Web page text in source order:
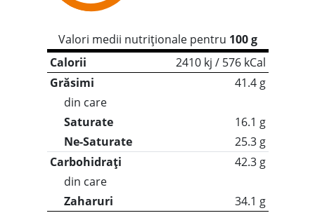
Valori medii nutriționale pentru 100 g
Calorii
2410 kj / 576 kCal
Grăsimi
41.4 g
din care
Saturate
16.1 g
Ne-Saturate
25.3 g
Carbohidrați
42.3 g
din care
Zaharuri
34.1 g